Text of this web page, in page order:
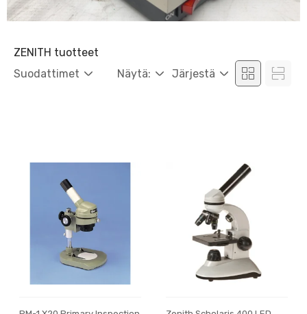
ZENITH tuotteet
Suodattimet
Näytä: Järjestä